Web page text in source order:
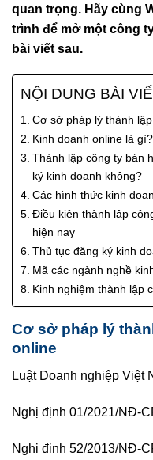
quan trọng. Hãy cùng
trình để mở một công
bài viết sau.
NỘI DUNG BÀI
Cơ sở pháp lý thành
Kinh doanh online là gì?
Thành lập công ty bán
ký kinh doanh không?
Các hình thức kinh
Điều kiện thành lập
hiện nay
Thủ tục đăng ký kinh
Mã các ngành nghề
Kinh nghiệm thành lập
Cơ sở pháp lý
online
Luật Doanh nghiệp Việt
Nghị định 01/2021/NĐ-
Nghị định 52/2013/NĐ-